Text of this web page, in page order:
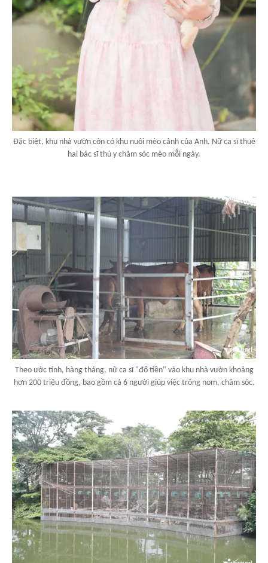
Đặc biệt, khu nhà vườn còn có khu nuôi mèo cảnh của Anh. Nữ ca sĩ thuê
hai bác sĩ thú y chăm sóc mèo mỗi ngày.
Theo ước tính, hàng tháng, nữ ca sĩ "đổ tiền" vào khu nhà vườn khoảng
hơn 200 triệu đồng, bao gồm cả 6 người giúp việc trông nom, chăm sóc.